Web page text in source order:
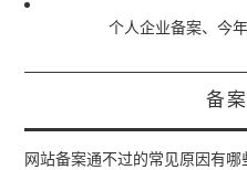
个人企业备案、今
备
网站备案通不过的常见原因有哪